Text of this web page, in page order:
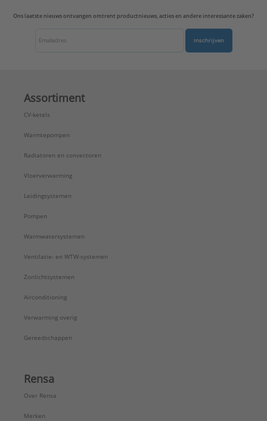
Ons laatste nieuws ontvangen omtrent productnieuws, acties en andere interessante zaken?
Inschrijven
Assortiment
CV-ketels
Warmtepompen
Radiatoren en convectoren
Vloerverwarming
Leidingsystemen
Pompen
Warmwatersystemen
Ventilatie- en WTW-systemen
Zonlichtsystemen
Airconditioning
Verwarming overig
Gereedschappen
Rensa
Over Rensa
Merken